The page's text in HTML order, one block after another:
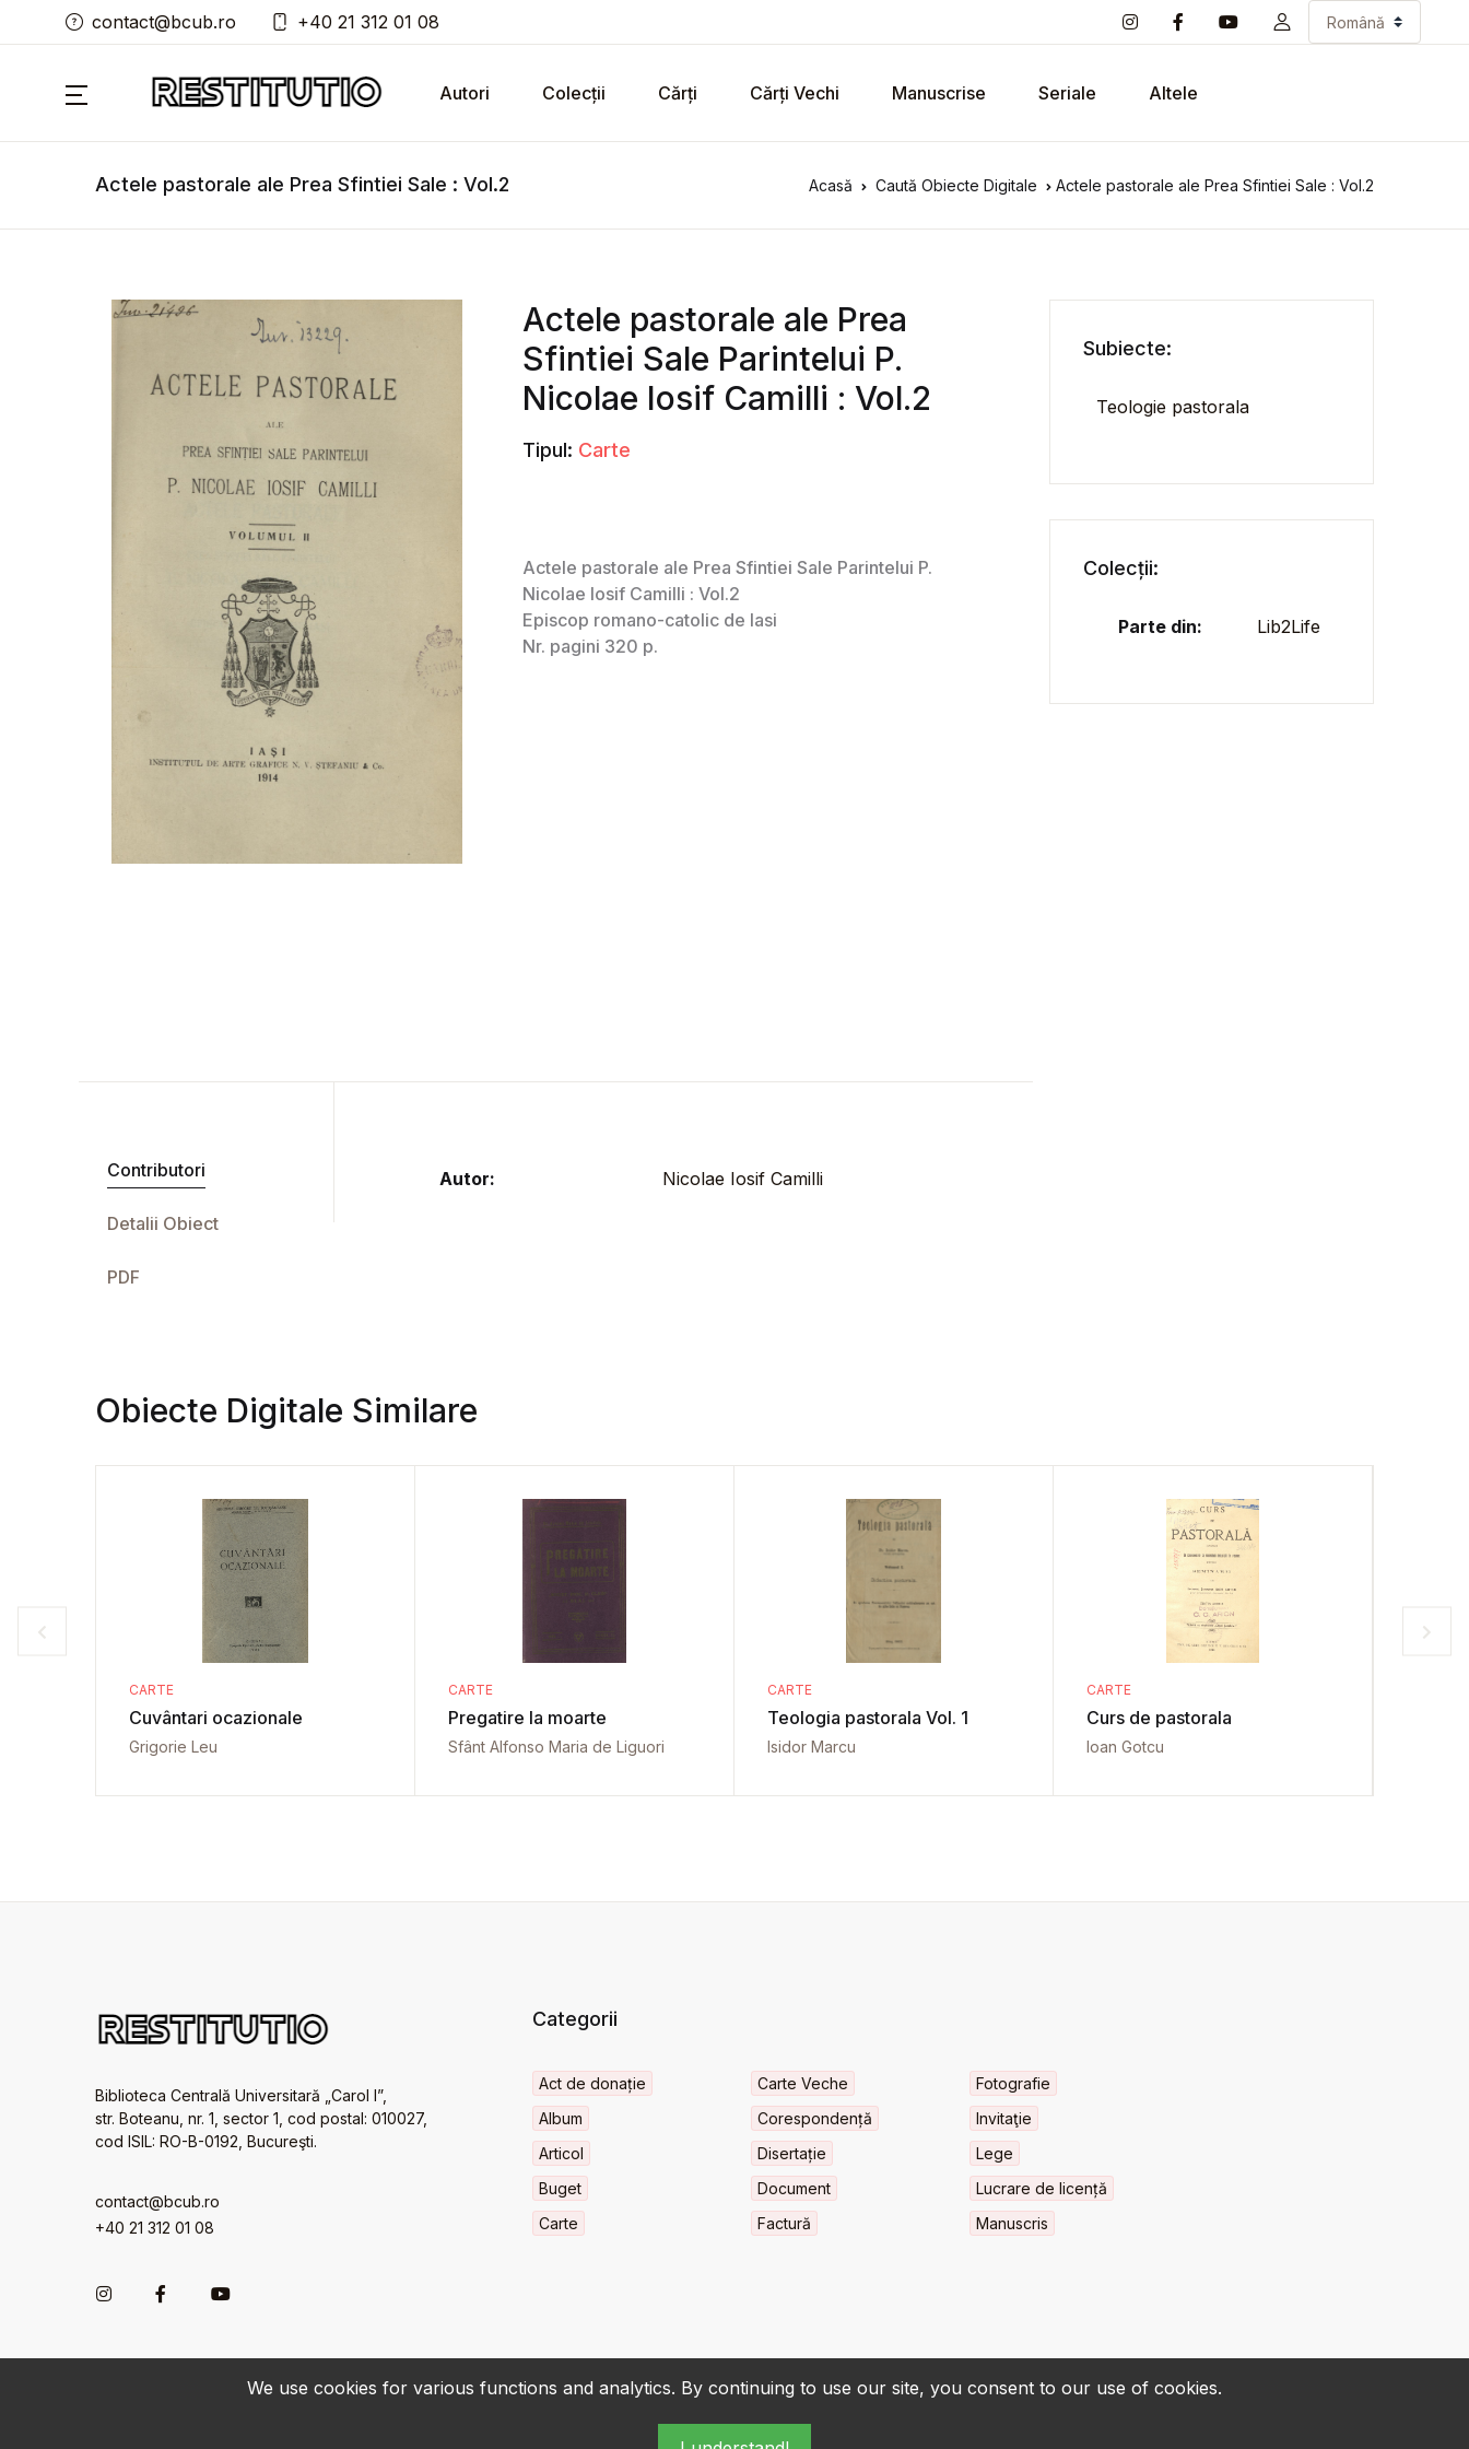
We use cookies for various functions and analytics. By continuing to use our site, you consent to our use of cookies.
contact@bcub.ro +40 21 312 01 08
Autori Colecții Cărți Cărți Vechi Manuscrise Seriale Altele
Actele pastorale ale Prea Sfintiei Sale : Vol.2 Acasă Caută Obiecte Digitale Actele pastorale ale Prea Sfintiei Sale : Vol.2
Actele pastorale ale Prea
Sfintiei Sale Parintelui P.
Nicolae Iosif Camilli : Vol.2
Tipul: Carte
Contributori
Detalii Obiect
PDF
Autor: Nicolae Iosif Camilli
Subiecte:
Teologie pastorala
Colecții:
Parte din: Lib2Life
Obiecte Digitale Similare
CARTE
Cuvântari ocazionale
Grigorie Leu
CARTE
Pregatire la moarte
Sfânt Alfonso Maria de Liguori
CARTE
Teologia pastorala Vol. 1
Isidor Marcu
CARTE
Curs de pastorala
Ioan Gotcu
Biblioteca Centrală Universitară „Carol I”,
str. Boteanu, nr. 1, sector 1, cod postal: 010027,
cod ISIL: RO-B-0192, Bucureşti.
contact@bcub.ro
+40 21 312 01 08
Categorii
Act de donație
Album
Articol
Buget
Carte
Carte Veche
Corespondență
Disertație
Document
Factură
Fotografie
Invitaţie
Lege
Lucrare de licență
Manuscris